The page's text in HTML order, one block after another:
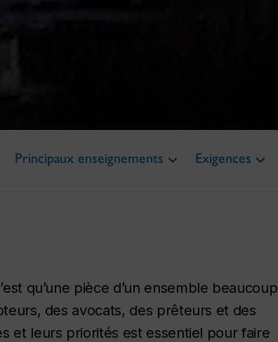
Principaux enseignements Exigences
qu’une pièce d’un ensemble beaucoup
des avocats, des prêteurs et des
et leurs priorités est essentiel pour faire